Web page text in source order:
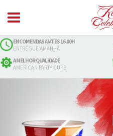
ENCOMENDAS ANTES 16.00H
ENTREGUE AMANHÃ
A MELHOR QUALIDADE
AMERICAN PARTY CUPS